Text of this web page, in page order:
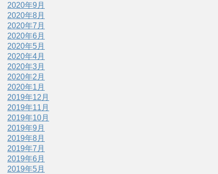
2020年9月
2020年8月
2020年7月
2020年6月
2020年5月
2020年4月
2020年3月
2020年2月
2020年1月
2019年12月
2019年11月
2019年10月
2019年9月
2019年8月
2019年7月
2019年6月
2019年5月